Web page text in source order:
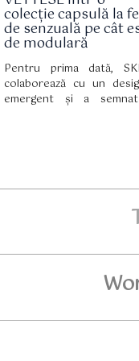
colecție capsulă la
de senzuală pe cât
de modulară
Pentru prima dată,
colaborează cu un
emergent și a